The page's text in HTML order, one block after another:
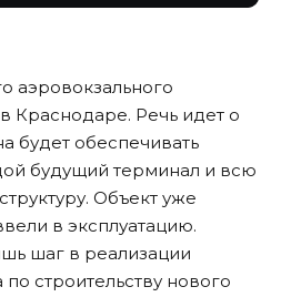
аэровокзального
Краснодаре. Речь идет о
будет обеспечивать
будущий терминал и всю
Объект уже
в эксплуатацию.
шаг в реализации
по строительству нового